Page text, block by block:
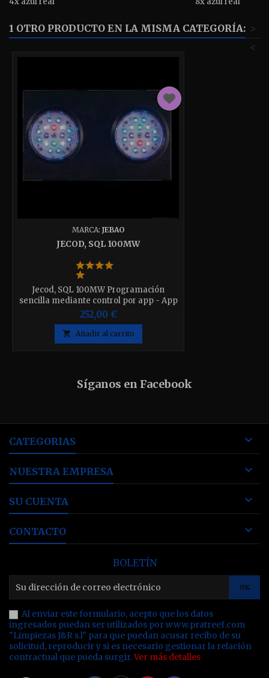
1 OTRO PRODUCTO EN LA MISMA CATEGORÍA: >
<
MARCA: JEBAO
JECOD, SQL 100MW
Jecod, SQL 100MW Programación
sencilla mediante control por app - App
gratuita (iOS y Android) 6 canales de
color ajustables individualmente -
Conexión WLAN + Bluetooth Ventilación
activa y silenciosa Incluye brazo
252,00 €
 Añadir al carrito
Síganos en Facebook
CATEGORIAS 
NUESTRA EMPRESA 
SU CUENTA 
CONTACTO 
BOLETÍN
Al enviar este formulario, acepto que los datos
ingresados puedan ser utilizados por www.pratreef.com
"Limpiezas J&R s.l" para que puedan acusar recibo de su
solicitud, reproducir y si es necesario gestionar la relación
contractual que pueda surgir.Ver más detalles